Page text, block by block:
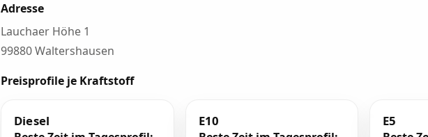
Adresse
Lauchaer Höhe 1
99880 Waltershausen
Preisprofile je Kraftstoff
Diesel E10 E5